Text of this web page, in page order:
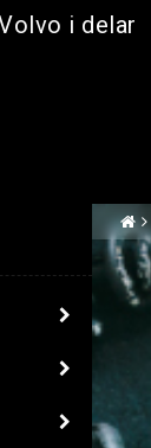
i delar